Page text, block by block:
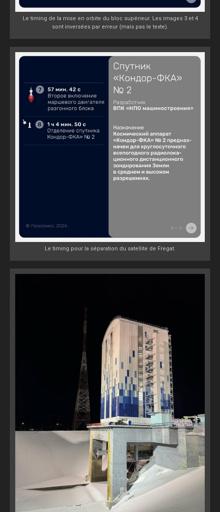
Le timing de la mise en orbite du bloc supérieur. Les images 3 et 4
sont inversées par erreur (mais pas le texte).
Le timing pour la séparation du satellite de Fregat.